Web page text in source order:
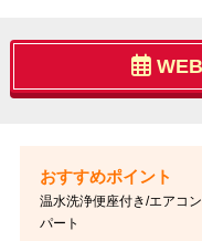
温水洗浄便座付き/エアコ
パート